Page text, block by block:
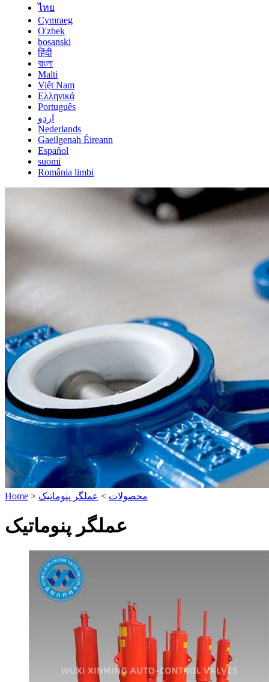
ไทย
Cymraeg
O'zbek
bosanski
हिंदी
বাংলা
Malti
Việt Nam
Ελληνικά
Português
اردو
Nederlands
Gaeilgenah Éireann
Español
suomi
România limbi
Home > محصولات > عملگر پنوماتیک
عملگر پنوماتیک